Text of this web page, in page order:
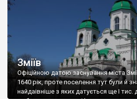
Зміїв
Офіційною датою заснування міста
1640 рік, проте поселення тут були й
найдаівніше з яких датується ще I тис.